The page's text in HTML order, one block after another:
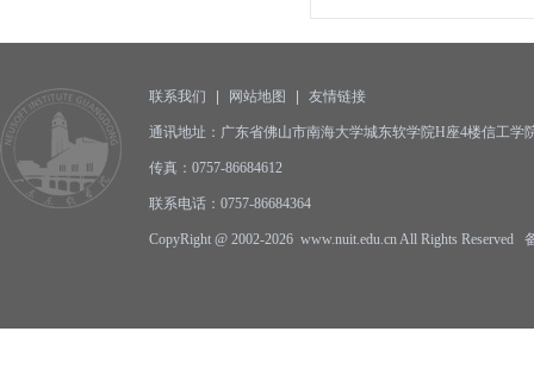
联系我们 网站地图 友情链接
通讯地址：广东省佛山市南海大学城东软学院H座4楼信工
传真：0757-86684612
联系电话：0757-86684364
CopyRight @ 2002-2026 www.nuit.edu.cn All Rights Reserved